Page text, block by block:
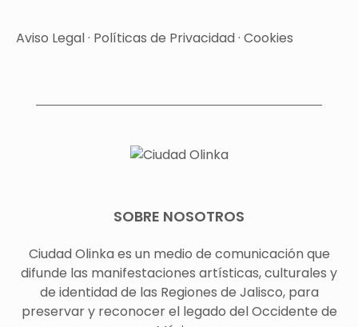
Aviso Legal· Políticas de Privacidad· Cookies
SOBRE NOSOTROS
Ciudad Olinka es un medio de comunicación que
difunde las manifestaciones artísticas, culturales y
de identidad de las Regiones de Jalisco, para
preservar y reconocer el legado del Occidente de